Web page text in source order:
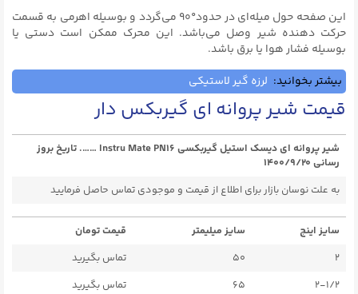
این صفحه حول میله‌ای در حدود°۹۰ می‌گردد و بوسیله اهرمی به قسمت
حرکت دهنده شیر وصل می‌باشد. این محرک ممکن است دستی یا
بوسیله فشار هوا یا برق باشد.
بیشتر بخوانید: لرزه گیر لاستیکی
قیمت شیر پروانه ای گیربکس دار
شیر پروانه ای دیسک استیل گیربکسی Instru Mate PN16 ……. تاریخ بروز
رسانی ۱۴۰۰/۹/۲۰
به علت نوسان بازار برای اطلاع از قیمت و موجودی تماس حاصل فرمایید
سایز اینچ سایز میلیمتر
قیمت تومان
2
50
تماس بگیرید
2-1/2
65
تماس بگیرید